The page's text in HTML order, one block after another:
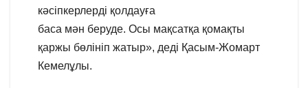
кәсіпкерлерді қолдауға
баса мән беруде. Осы мақсатқа қомақты
қаржы бөлініп жатыр», деді Қасым-Жомарт
Кемелұлы.